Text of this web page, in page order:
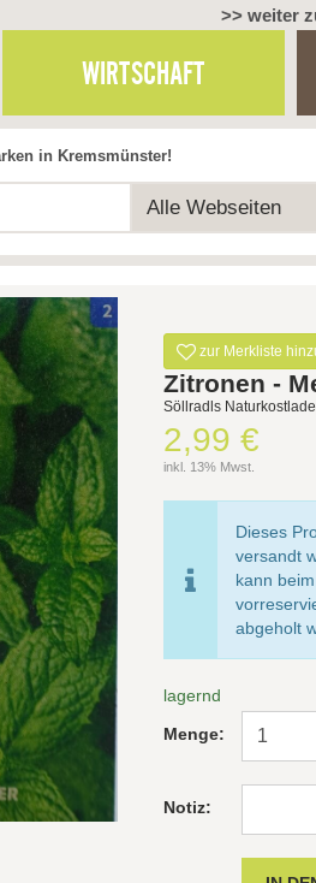
>> weiter
WIRTSCHAFT
Alle Webseiten
in Kremsmünster!
zur Merkliste
Zitronen -
Söllradls
2,99 €
inkl. 13% Mwst.
Dieses
versandt
kann
abgeholt
lagernd
Menge:
Notiz: